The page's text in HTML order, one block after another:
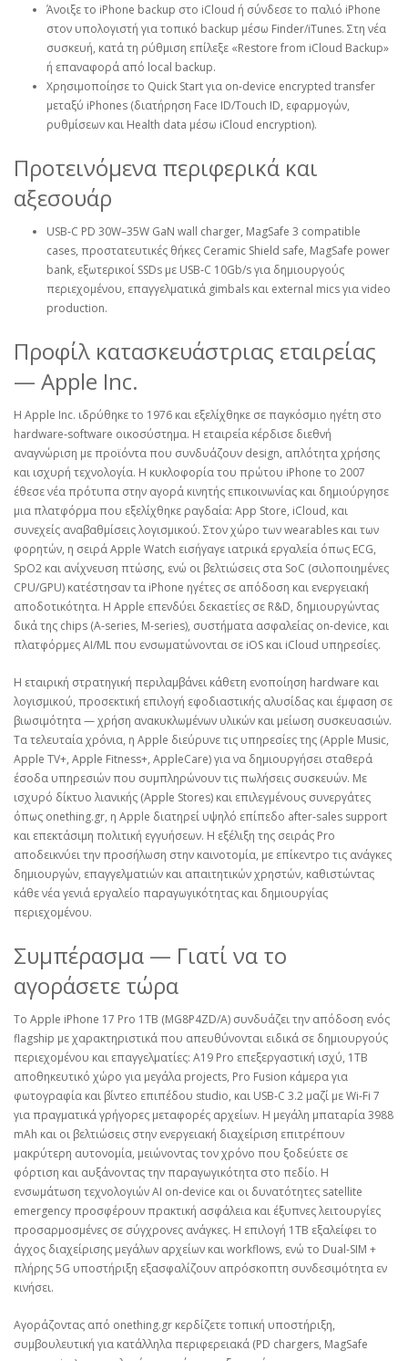
Άνοιξε το iPhone backup στο iCloud ή σύνδεσε το παλιό iPhone
στον υπολογιστή για τοπικό backup μέσω Finder/iTunes. Στη νέα
συσκευή, κατά τη ρύθμιση επίλεξε «Restore from iCloud Backup»
ή επαναφορά από local backup.
Χρησιμοποίησε το Quick Start για on‑device encrypted transfer
μεταξύ iPhones (διατήρηση Face ID/Touch ID, εφαρμογών,
ρυθμίσεων και Health data μέσω iCloud encryption).
Προτεινόμενα περιφερικά και
αξεσουάρ
USB‑C PD 30W–35W GaN wall charger, MagSafe 3 compatible
cases, προστατευτικές θήκες Ceramic Shield safe, MagSafe power
bank, εξωτερικοί SSDs με USB‑C 10Gb/s για δημιουργούς
περιεχομένου, επαγγελματικά gimbals και external mics για video
production.
Προφίλ κατασκευάστριας εταιρείας
— Apple Inc.
Η Apple Inc. ιδρύθηκε το 1976 και εξελίχθηκε σε παγκόσμιο ηγέτη στο
hardware‑software οικοσύστημα. Η εταιρεία κέρδισε διεθνή
αναγνώριση με προϊόντα που συνδυάζουν design, απλότητα χρήσης
και ισχυρή τεχνολογία. Η κυκλοφορία του πρώτου iPhone το 2007
έθεσε νέα πρότυπα στην αγορά κινητής επικοινωνίας και δημιούργησε
μια πλατφόρμα που εξελίχθηκε ραγδαία: App Store, iCloud, και
συνεχείς αναβαθμίσεις λογισμικού. Στον χώρο των wearables και των
φορητών, η σειρά Apple Watch εισήγαγε ιατρικά εργαλεία όπως ECG,
SpO2 και ανίχνευση πτώσης, ενώ οι βελτιώσεις στα SoC (σιλοποιημένες
CPU/GPU) κατέστησαν τα iPhone ηγέτες σε απόδοση και ενεργειακή
αποδοτικότητα. Η Apple επενδύει δεκαετίες σε R&D, δημιουργώντας
δικά της chips (A‑series, M‑series), συστήματα ασφαλείας on‑device, και
πλατφόρμες AI/ML που ενσωματώνονται σε iOS και iCloud υπηρεσίες.
Η εταιρική στρατηγική περιλαμβάνει κάθετη ενοποίηση hardware και
λογισμικού, προσεκτική επιλογή εφοδιαστικής αλυσίδας και έμφαση σε
βιωσιμότητα — χρήση ανακυκλωμένων υλικών και μείωση συσκευασιών.
Τα τελευταία χρόνια, η Apple διεύρυνε τις υπηρεσίες της (Apple Music,
Apple TV+, Apple Fitness+, AppleCare) για να δημιουργήσει σταθερά
έσοδα υπηρεσιών που συμπληρώνουν τις πωλήσεις συσκευών. Με
ισχυρό δίκτυο λιανικής (Apple Stores) και επιλεγμένους συνεργάτες
όπως onething.gr, η Apple διατηρεί υψηλό επίπεδο after‑sales support
και επεκτάσιμη πολιτική εγγυήσεων. Η εξέλιξη της σειράς Pro
αποδεικνύει την προσήλωση στην καινοτομία, με επίκεντρο τις ανάγκες
δημιουργών, επαγγελματιών και απαιτητικών χρηστών, καθιστώντας
κάθε νέα γενιά εργαλείο παραγωγικότητας και δημιουργίας
περιεχομένου.
Συμπέρασμα — Γιατί να το
αγοράσετε τώρα
Το Apple iPhone 17 Pro 1TB (MG8P4ZD/A) συνδυάζει την απόδοση ενός
flagship με χαρακτηριστικά που απευθύνονται ειδικά σε δημιουργούς
περιεχομένου και επαγγελματίες: A19 Pro επεξεργαστική ισχύ, 1TB
αποθηκευτικό χώρο για μεγάλα projects, Pro Fusion κάμερα για
φωτογραφία και βίντεο επιπέδου studio, και USB‑C 3.2 μαζί με Wi‑Fi 7
για πραγματικά γρήγορες μεταφορές αρχείων. Η μεγάλη μπαταρία 3988
mAh και οι βελτιώσεις στην ενεργειακή διαχείριση επιτρέπουν
μακρύτερη αυτονομία, μειώνοντας τον χρόνο που ξοδεύετε σε
φόρτιση και αυξάνοντας την παραγωγικότητα στο πεδίο. H
ενσωμάτωση τεχνολογιών AI on‑device και οι δυνατότητες satellite
emergency προσφέρουν πρακτική ασφάλεια και έξυπνες λειτουργίες
προσαρμοσμένες σε σύγχρονες ανάγκες. Η επιλογή 1TB εξαλείφει το
άγχος διαχείρισης μεγάλων αρχείων και workflows, ενώ το Dual‑SIM +
πλήρης 5G υποστήριξη εξασφαλίζουν απρόσκοπτη συνδεσιμότητα εν
κινήσει.
Αγοράζοντας από onething.gr κερδίζετε τοπική υποστήριξη,
συμβουλευτική για κατάλληλα περιφερειακά (PD chargers, MagSafe